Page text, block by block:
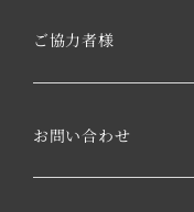
ご協力者様
お問い合わせ